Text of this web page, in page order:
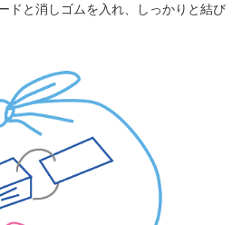
ドと消しゴムを入れ、しっかりと結び